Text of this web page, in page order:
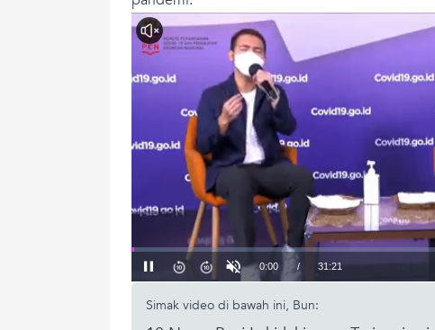
Simak video di bawah ini, Bun: